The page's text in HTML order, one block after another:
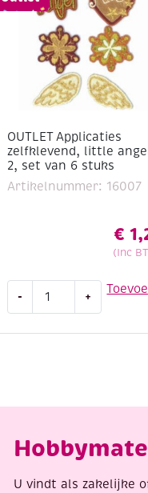
OUTLET Applicaties
zelfklevend, little
2, set van 6 stuks
Artikelnummer: 16007
€
(Inc
-
Applicaties
van
stuks
+
U vindt als zakelijke